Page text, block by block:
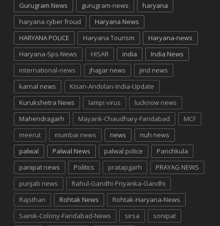
Gurugram News
gurugram-news
haryana
haryana cyber froud
Haryana News
HARYANA POLICE
Haryana Tourism
Haryana-news
Haryana-Sps-News
HISAR india
India News
international-news
jhajjar news
jind news
karnal news
Kisan-Andolan-India-Update
Kurukshetra News
lampi virus
lucknow news
Mahendragarh
Mayank-Chaudhary-Faridabad
MCF
meerut
mumbai news news
nuh news
palwal
Palwal News palwal police
Panchkula
panipat news
Politics pratapgarh
PRAYAG NEWS
punjab news
Rahul-Gandhi-Priyanka-Gandhi
Rajsthan
Rohtak News
Rohtak-Haryana-News
Sainik-Colony-Faridabad-News
sirsa sonipat